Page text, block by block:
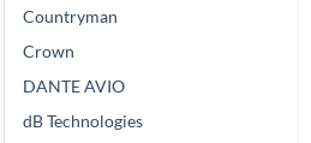
Countryman
Crown
DANTE AVIO
dB Technologies